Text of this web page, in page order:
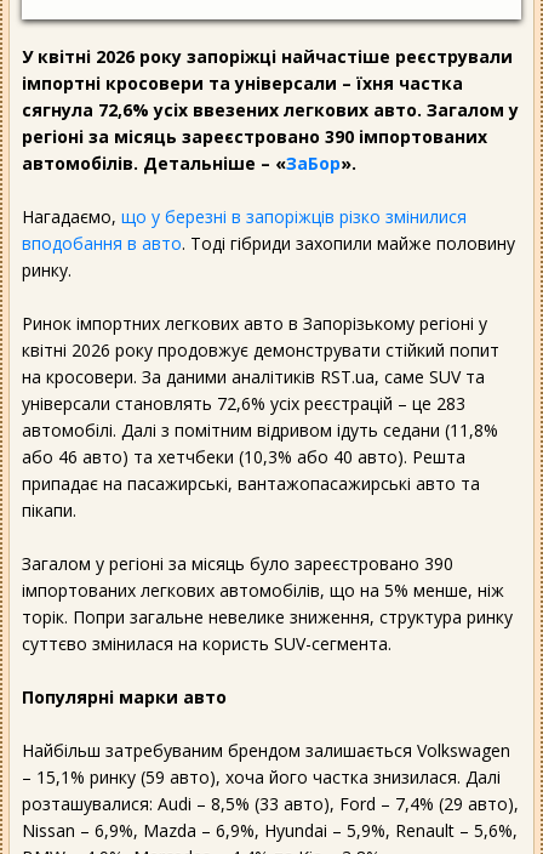
У квітні 2026 року запоріжці найчастіше реєстрували
імпортні кросовери та універсали – їхня частка
сягнула 72,6% усіх ввезених легкових авто. Загалом у
регіоні за місяць зареєстровано 390 імпортованих
автомобілів. Детальніше – «ЗаБор».
Нагадаємо, що у березні в запоріжців різко змінилися
вподобання в авто. Тоді гібриди захопили майже половину
ринку.
Ринок імпортних легкових авто в Запорізькому регіоні у
квітні 2026 року продовжує демонструвати стійкий попит
на кросовери. За даними аналітиків RST.ua, саме SUV та
універсали становлять 72,6% усіх реєстрацій – це 283
автомобілі. Далі з помітним відривом ідуть седани (11,8%
або 46 авто) та хетчбеки (10,3% або 40 авто). Решта
припадає на пасажирські, вантажопасажирські авто та
пікапи.
Загалом у регіоні за місяць було зареєстровано 390
імпортованих легкових автомобілів, що на 5% менше, ніж
торік. Попри загальне невелике зниження, структура ринку
суттєво змінилася на користь SUV-сегмента.
Популярні марки авто
Найбільш затребуваним брендом залишається Volkswagen
– 15,1% ринку (59 авто), хоча його частка знизилася. Далі
розташувалися: Audi – 8,5% (33 авто), Ford – 7,4% (29 авто),
Nissan – 6,9%, Mazda – 6,9%, Hyundai – 5,9%, Renault – 5,6%,